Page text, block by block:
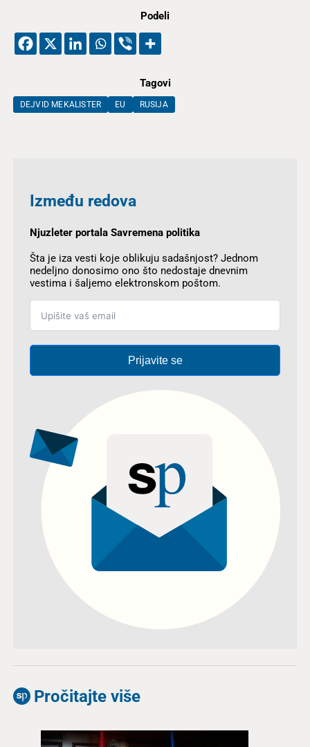
Podeli
Tagovi
DEJVID MEKALISTER EU RUSIJA
Između redova
Njuzleter portala Savremena politika
Šta je iza vesti koje oblikuju sadašnjost? Jednom
nedeljno donosimo ono što nedostaje dnevnim
vestima i šaljemo elektronskom poštom.
Prijavite se
Pročitajte više